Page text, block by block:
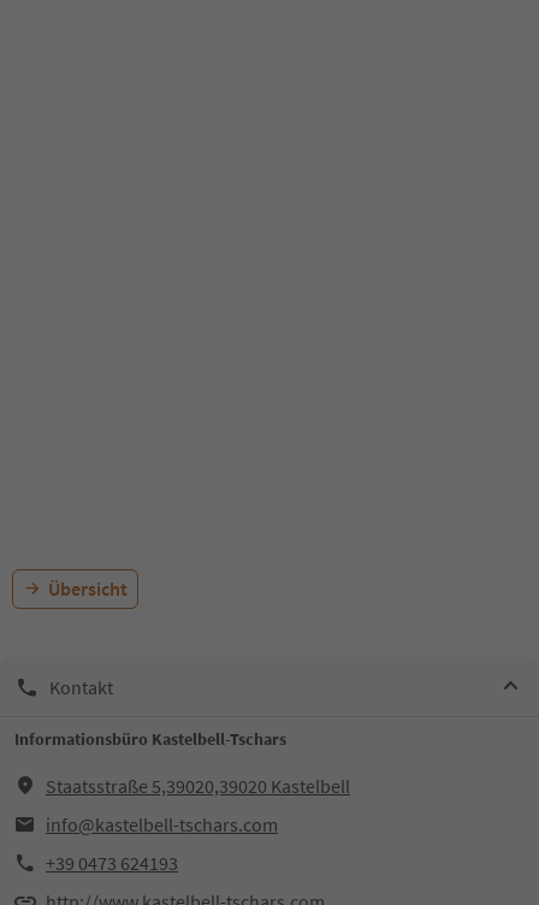
Übersicht
Kontakt
Informationsbüro Kastelbell-Tschars
Staatsstraße 5,39020,39020 Kastelbell
info@kastelbell-tschars.com
+39 0473 624193